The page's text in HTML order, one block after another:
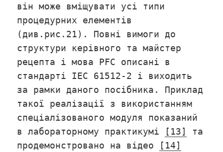
він може вміщувати усі типи
процедурних елементів
(див.рис.21). Повні вимоги до
структури керівного та майстер
рецепта і мова PFC описані в
стандарті IEC 61512-2 і виходить
за рамки даного посібника. Приклад
такої реалізації з використанням
спеціалізованого модуля показаний
в лабораторному практикумі
[13]
та
продемонстровано на відео
[14]